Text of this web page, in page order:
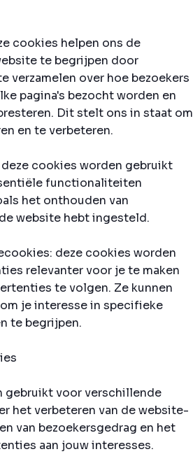
cookies helpen ons de
te begrijpen door
verzamelen over hoe bezoekers
pagina's bezocht worden en
Dit stelt ons in staat om
en te verbeteren.
cookies worden gebruikt
functionaliteiten
het onthouden van
website hebt ingesteld.
deze cookies worden
relevanter voor je te maken
te volgen. Ze kunnen
je interesse in specifieke
te begrijpen.
gebruikt voor verschillende
het verbeteren van de website-
van bezoekersgedrag en het
aan jouw interesses.